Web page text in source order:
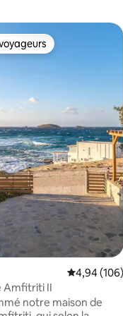
de 196 commentaires
Évaluation
4,94 (106)
Amfitriti II
notre maison de